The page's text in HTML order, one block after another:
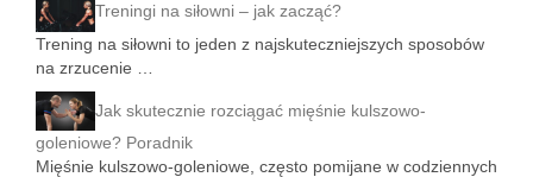
Treningi na siłowni – jak zacząć?
Trening na siłowni to jeden z najskuteczniejszych sposobów
na zrzucenie …
Jak skutecznie rozciągać mięśnie kulszowo-
goleniowe? Poradnik
Mięśnie kulszowo-goleniowe, często pomijane w codziennych